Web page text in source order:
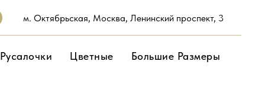
м. Октябрьская, Москва, Ленинский проспект, 3
Русалочки Цветные
Большие Размеры